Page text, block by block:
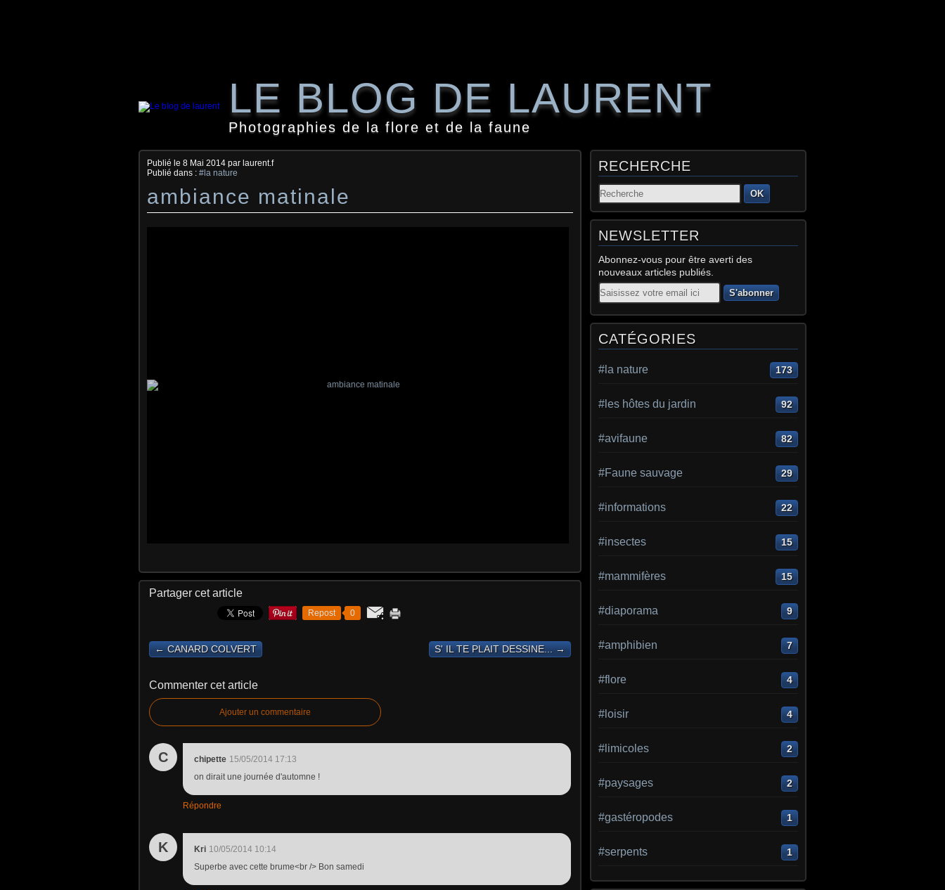
LE BLOG DE LAURENT
Photographies de la flore et de la faune
Publié le 8 Mai 2014 par laurent.f
Publié dans : #la nature
ambiance matinale
Partager cet article
Repost 0
← CANARD COLVERT S' IL TE PLAIT DESSINE... →
Commenter cet article
Ajouter un commentaire
C chipette 15/05/2014 17:13
on dirait une journée d'automne !
Répondre
K Kri 10/05/2014 10:14
Superbe avec cette brume<br /> Bon samedi
RECHERCHE
OK
NEWSLETTER
Abonnez-vous pour être averti des
nouveaux articles publiés.
Email
CATÉGORIES
#la nature 173
#les hôtes du jardin 92
#avifaune 82
#Faune sauvage 29
#informations 22
#insectes 15
#mammifères 15
#diaporama 9
#amphibien 7
#flore 4
#loisir 4
#limicoles 2
#paysages 2
#gastéropodes 1
#serpents 1